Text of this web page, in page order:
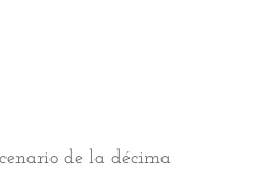
de la décima